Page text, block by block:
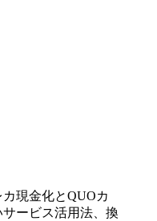
現金化とQUOカ
ービス活用法、換